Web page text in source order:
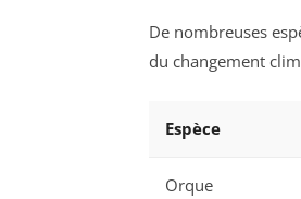
De nombreuses
du changement
Espèce
Orque